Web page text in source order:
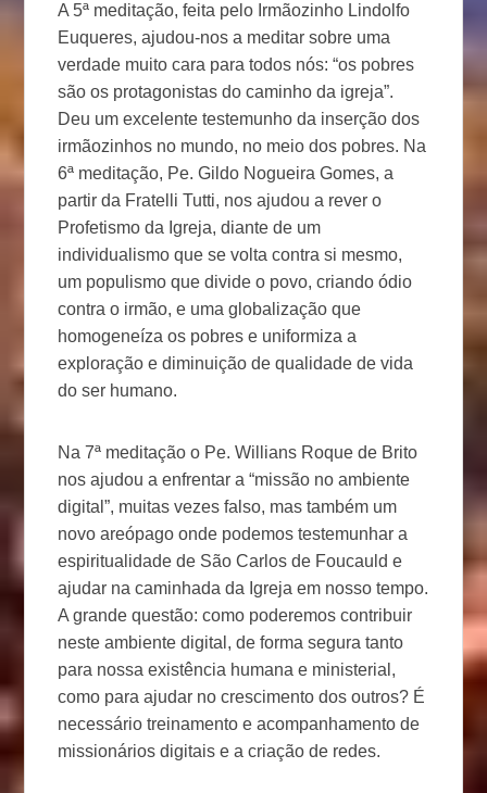
A 5ª meditação, feita pelo Irmãozinho Lindolfo
Euqueres, ajudou-nos a meditar sobre uma
verdade muito cara para todos nós: “os pobres
são os protagonistas do caminho da igreja”.
Deu um excelente testemunho da inserção dos
irmãozinhos no mundo, no meio dos pobres. Na
6ª meditação, Pe. Gildo Nogueira Gomes, a
partir da Fratelli Tutti, nos ajudou a rever o
Profetismo da Igreja, diante de um
individualismo que se volta contra si mesmo,
um populismo que divide o povo, criando ódio
contra o irmão, e uma globalização que
homogeneíza os pobres e uniformiza a
exploração e diminuição de qualidade de vida
do ser humano.
Na 7ª meditação o Pe. Willians Roque de Brito
nos ajudou a enfrentar a “missão no ambiente
digital”, muitas vezes falso, mas também um
novo areópago onde podemos testemunhar a
espiritualidade de São Carlos de Foucauld e
ajudar na caminhada da Igreja em nosso tempo.
A grande questão: como poderemos contribuir
neste ambiente digital, de forma segura tanto
para nossa existência humana e ministerial,
como para ajudar no crescimento dos outros? É
necessário treinamento e acompanhamento de
missionários digitais e a criação de redes.